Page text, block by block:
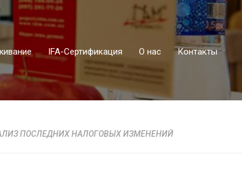
IFA-Сертификация О нас Контакты
ПОСЛЕДНИХ НАЛОГОВЫХ ИЗМЕНЕНИЙ